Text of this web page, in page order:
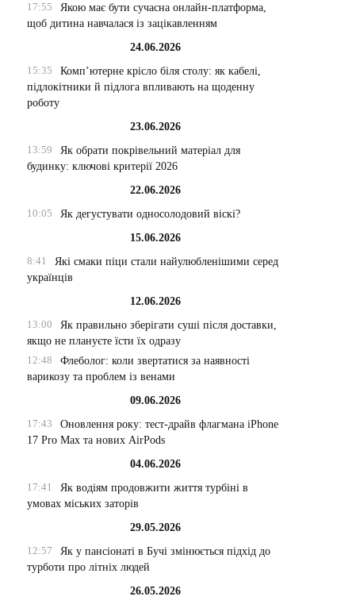
17:55
Якою має бути сучасна онлайн-платформа,
щоб дитина навчалася із зацікавленням
24.06.2026
15:35
Комп’ютерне крісло біля столу: як кабелі,
підлокітники й підлога впливають на щоденну
роботу
23.06.2026
13:59
Як обрати покрівельний матеріал для
будинку: ключові критерії 2026
22.06.2026
10:05
Як дегустувати односолодовий віскі?
15.06.2026
8:41
Які смаки піци стали найулюбленішими серед
українців
12.06.2026
13:00
Як правильно зберігати суші після доставки,
якщо не плануєте їсти їх одразу
12:48
Флеболог: коли звертатися за наявності
варикозу та проблем із венами
09.06.2026
17:43
Оновлення року: тест-драйв флагмана iPhone
17 Pro Max та нових AirPods
04.06.2026
17:41
Як водіям продовжити життя турбіні в
умовах міських заторів
29.05.2026
12:57
Як у пансіонаті в Бучі змінюється підхід до
турботи про літніх людей
26.05.2026